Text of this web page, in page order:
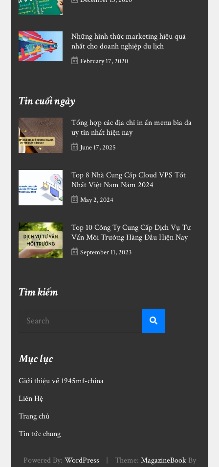
Những hình thức marketing hiệu quả
nhất cho doanh nghiệp du lịch
February 17, 2020
Tin cuối ngày
Tổng hợp các địa chỉ in ấn menu bìa da
uy tín nhất hiện nay
June 17, 2025
Top 8 Nhà Cung Cấp Cloud VPS Tốt
Nhất Việt Nam Năm 2024
May 2, 2024
Top 10 Công Ty Cung Cấp Dịch Vụ Tư
Vấn Môi Trường Hàng Đầu Hiện Nay
September 11, 2023
Tìm kiếm
Mục lục
Giới thiệu về 1945mf-china
Liên Hệ
Trang chủ
Tin tức chung
Powered By: WordPress Theme: MagazineBookBy